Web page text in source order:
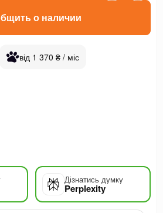
о наличии
від 1 370 ₴ / міс
Дізнатись думку
Perplexity